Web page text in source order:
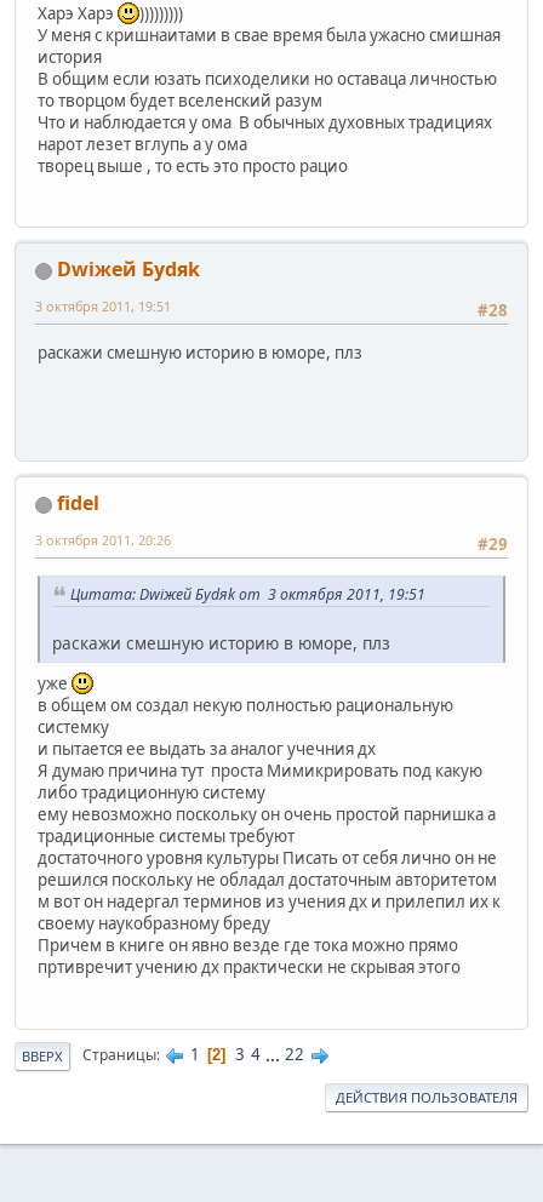
Харэ Харэ
)))))))))
У меня с кришнаитами в свае время была ужасно смишная
история
В общим если юзать психоделики но оставаца личностью
то творцом будет вселенский разум
Что и наблюдается у ома В обычных духовных традициях
нарот лезет вглупь а у ома
творец выше , то есть это просто рацио
Dwiжей Буdяk
#28
3 октября 2011, 19:51
раскажи смешную историю в юморе, плз
fidel
#29
3 октября 2011, 20:26
Цитата: Dwiжей Буdяk от 3 октября 2011, 19:51
раскажи смешную историю в юморе, плз
уже
в общем ом создал некую полностью рациональную
системку
и пытается ее выдать за аналог учечния дх
Я думаю причина тут проста Мимикрировать под какую
либо традиционную систему
ему невозможно поскольку он очень простой парнишка а
традиционные системы требуют
достаточного уровня культуры Писать от себя лично он не
решился поскольку не обладал достаточным авторитетом
м вот он надергал терминов из учения дх и прилепил их к
своему наукобразному бреду
Причем в книге он явно везде где тока можно прямо
пртивречит учению дх практически не скрывая этого
ВВЕРХ Страницы 1 2 3 4 ... 22
ДЕЙСТВИЯ ПОЛЬЗОВАТЕЛЯ